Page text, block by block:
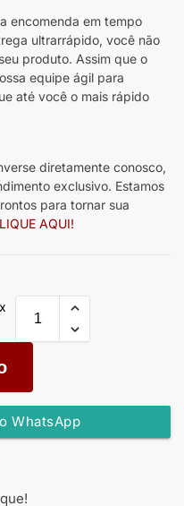
encomenda em tempo
ultrarrápido, você não
produto. Assim que o
equipe ágil para
até você o mais rápido
diretamente conosco,
exclusivo. Estamos
para tornar sua
AQUI!
WhatsApp